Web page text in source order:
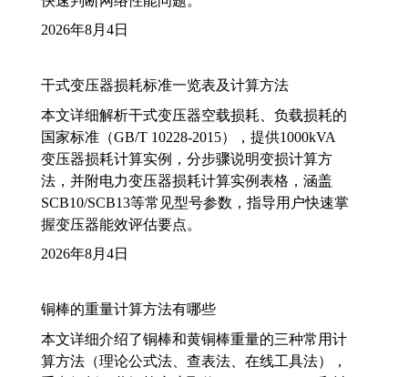
2026年8月4日
干式变压器损耗标准一览表及计算方法
本文详细解析干式变压器空载损耗、负载损耗的
国家标准（GB/T 10228-2015），提供1000kVA
变压器损耗计算实例，分步骤说明变损计算方
法，并附电力变压器损耗计算实例表格，涵盖
SCB10/SCB13等常见型号参数，指导用户快速掌
握变压器能效评估要点。
2026年8月4日
铜棒的重量计算方法有哪些
本文详细介绍了铜棒和黄铜棒重量的三种常用计
算方法（理论公式法、查表法、在线工具法），